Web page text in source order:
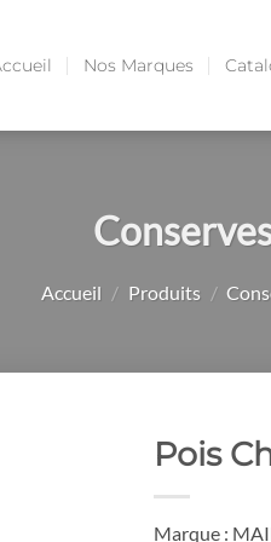
Nos Marques
Accueil / Produits /
Pois
Marque :